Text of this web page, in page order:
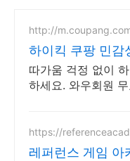
http://
하이킥 쿠팡 민감
따가움 걱정 없이
하세요. 와우회원
https://
레퍼런스 게임 아